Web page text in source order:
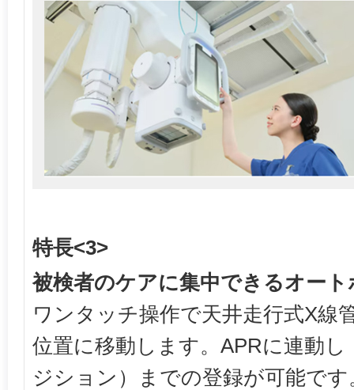
特長<3>
被検者のケアに集中できるオー
ワンタッチ操作で天井走行式X線
位置に移動します。APRに連動し
ジション）までの登録が可能で